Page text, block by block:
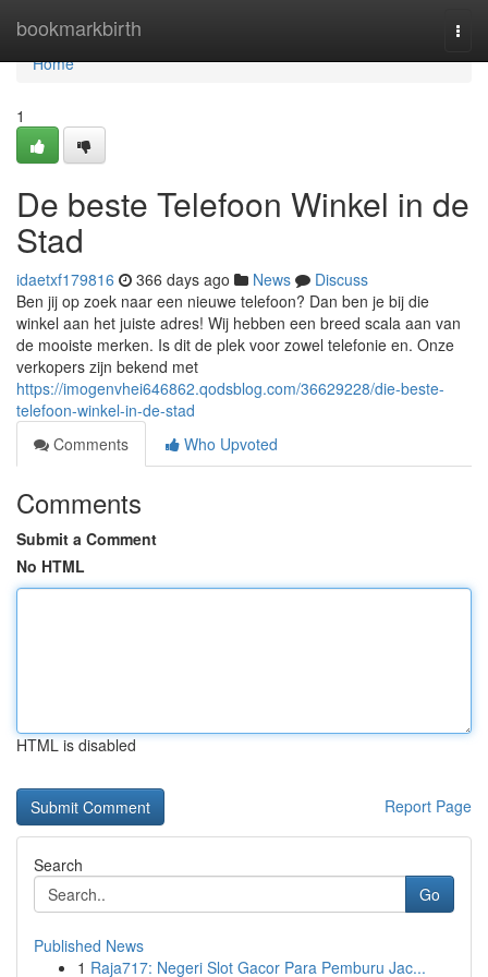
bookmarkbirth
Home
Home
1
De beste Telefoon Winkel in de
Stad
idaetxf179816 366 days ago News
Discuss
Ben jij op zoek naar een nieuwe telefoon? Dan ben je bij die
winkel aan het juiste adres! Wij hebben een breed scala aan van
de mooiste merken. Is dit de plek voor zowel telefonie en. Onze
verkopers zijn bekend met
https://imogenvhei646862.qodsblog.com/36629228/die-beste-
telefoon-winkel-in-de-stad
Comments
Who Upvoted
Comments
Submit a Comment
No HTML
HTML is disabled
Report Page
Search
Go
Published News
1 Raja717: Negeri Slot Gacor Para Pemburu Jac...